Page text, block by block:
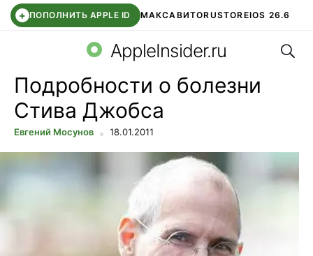
+ ПОПОЛНИТЬ APPLE ID МАКСАВИТОRUSTOREIOS 26.6
СБЕР КИДС ВТБ ОНЛАЙН ЧАТ В ROBLOX
AppleInsider.ru
Подробности о болезни
Стива Джобса
Евгений Мосунов 18.01.2011